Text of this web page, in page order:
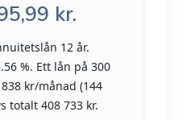
kr.
12 år.
%. Ett lån på 300
kr/månad (144
totalt 408 733 kr.